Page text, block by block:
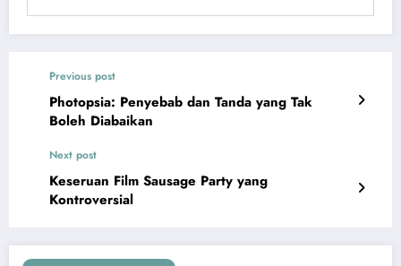
Previous post
Photopsia: Penyebab dan Tanda yang Tak
Boleh Diabaikan
Next post
Keseruan Film Sausage Party yang
Kontroversial